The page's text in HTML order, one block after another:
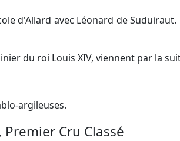
d'Allard avec Léonard de
du roi Louis XIV, viennent par la
argileuses.
Cru Classé